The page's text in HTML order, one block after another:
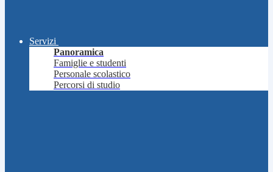
Servizi
Panoramica
Famiglie e studenti
Personale scolastico
Percorsi di studio